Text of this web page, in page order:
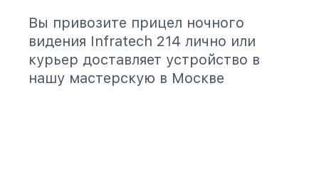
Вы привозите прицел ночного
видения Infratech 214 лично или
курьер доставляет устройство в
нашу мастерскую в Москве